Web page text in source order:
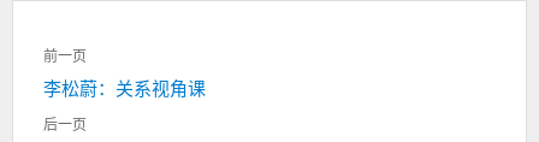
文
章
导
航
前一页
上
一
李松蔚：关系视角课
后一页